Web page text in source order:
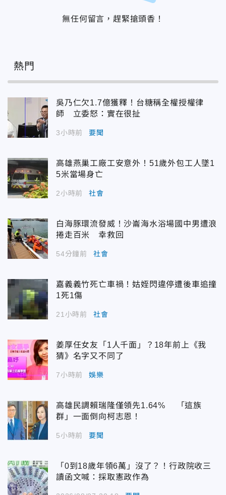
無任何留言，趕緊搶頭香！
熱門
吳乃仁欠1.7億獲釋！台糖稱全權授權律
師 立委怒：實在很扯
3小時前 要聞
高雄燕巢工廠工安意外！51歲外包工人墜1
5米當場身亡
2小時前 社會
白海豚環流發威！沙崙海水浴場國中男遭浪
捲走百米 幸救回
54分鐘前 社會
嘉義義竹死亡車禍！姑姪閃違停遭後車追撞
1死1傷
21小時前 社會
姜厚任女友「1人千面」？18年前上《我
猜》名字又不同了
7小時前 娛樂
高雄民調賴瑞隆僅領先1.64% 「這族
群」一面倒向柯志恩！
5小時前 要聞
「0到18歲年領6萬」沒了？！行政院收三
讀函文喊：採取憲政作為